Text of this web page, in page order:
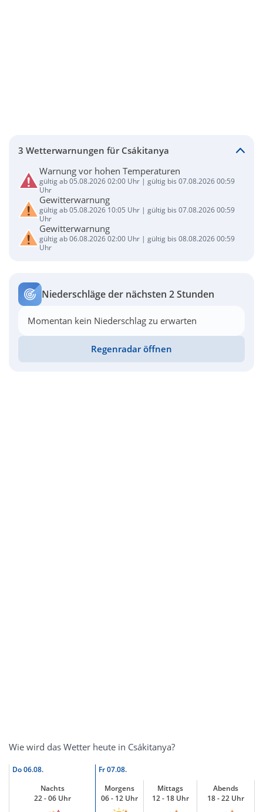
3 Wetterwarnungen für Csákitanya
Warnung vor hohen Temperaturen
gültig ab 05.08.2026 02:00 Uhr | gültig bis 07.08.2026 00:59
Uhr
Gewitterwarnung
gültig ab 05.08.2026 10:05 Uhr | gültig bis 07.08.2026 00:59
Uhr
Gewitterwarnung
gültig ab 06.08.2026 02:00 Uhr | gültig bis 08.08.2026 00:59
Uhr
Niederschläge der nächsten 2 Stunden
Momentan kein Niederschlag zu erwarten
Regenradar öffnen
Wie wird das Wetter heute in Csákitanya?
Do06.08. Fr07.08.
Nachts
22 - 06 Uhr
Morgens
06 - 12 Uhr
Mittags
12 - 18 Uhr
Abends
18 - 22 Uhr